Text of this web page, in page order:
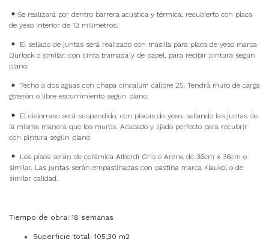
Se realizará por dentro barrera acústica y térmica, recubierto con placa
de yeso interior de 12 milímetros.
El sellado de juntas será realizado con masilla para placa de yeso marca
Durlock o similar, con cinta tramada y de papel, para recibir pintura según
plano.
Techo a dos aguas con chapa cincalum calibre 25. Tendrá muro de carga
goterón o libre escurrimiento según plano.
El cielorraso será suspendido, con placas de yeso, sellando las juntas de
la misma manera que los muros. Acabado y lijado perfecto para recubrir
con pintura según plano.
Los pisos serán de cerámica Alberdi Gris o Arena de 36cm x 36cm o
similar. Las juntas serán empastinadas con pastina marca Klaukol o de
similar calidad.
Tiempo de obra: 18 semanas
Superficie total: 105,30 m2